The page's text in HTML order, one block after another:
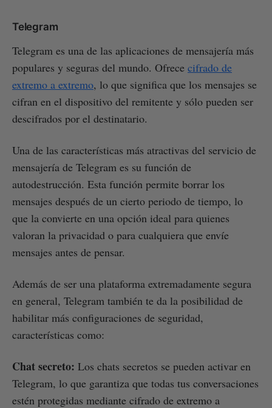
Telegram
Telegram es una de las aplicaciones de mensajería más
populares y seguras del mundo. Ofrece cifrado de
extremo a extremo, lo que significa que los mensajes se
cifran en el dispositivo del remitente y sólo pueden ser
descifrados por el destinatario.
Una de las características más atractivas del servicio de
mensajería de Telegram es su función de
autodestrucción. Esta función permite borrar los
mensajes después de un cierto periodo de tiempo, lo
que la convierte en una opción ideal para quienes
valoran la privacidad o para cualquiera que envíe
mensajes antes de pensar.
Además de ser una plataforma extremadamente segura
en general, Telegram también te da la posibilidad de
habilitar más configuraciones de seguridad,
características como:
Chat secreto: Los chats secretos se pueden activar en
Telegram, lo que garantiza que todas tus conversaciones
estén protegidas mediante cifrado de extremo a